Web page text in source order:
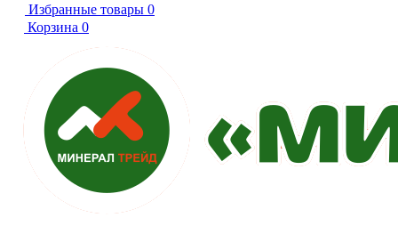
Избранные товары 0
Корзина 0